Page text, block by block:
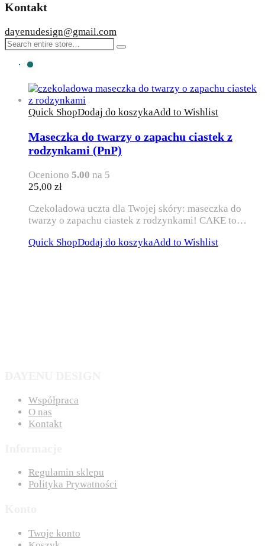
Kontakt
dayenudesign@gmail.com
Quick ShopDodaj do koszykaAdd to Wishlist
Maseczka do twarzy o zapachu ciastek z
rodzynkami (PnP)
Oceniono 5.00 na 5
25,00 zł
Czekoladowa uczta dla Twojej skóry: maseczka do
twarzy o zapachu ciastek z rodzynkami! CAKE to…
Quick ShopDodaj do koszykaAdd to Wishlist
Współpraca
O nas
Kontakt
Regulamin sklepu
Polityka Prywatności
Twoje konto